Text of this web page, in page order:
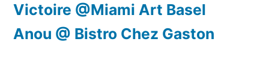
Victoire @Miami Art Basel
Anou @ Bistro Chez Gaston